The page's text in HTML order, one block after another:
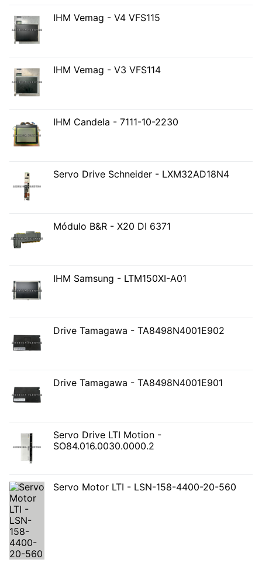
IHM Vemag - V4 VFS115
IHM Vemag - V3 VFS114
IHM Candela - 7111-10-2230
Servo Drive Schneider - LXM32AD18N4
Módulo B&R - X20 DI 6371
IHM Samsung - LTM150XI-A01
Drive Tamagawa - TA8498N4001E902
Drive Tamagawa - TA8498N4001E901
Servo Drive LTI Motion -
SO84.016.0030.0000.2
Servo Motor LTI - LSN-158-4400-20-560